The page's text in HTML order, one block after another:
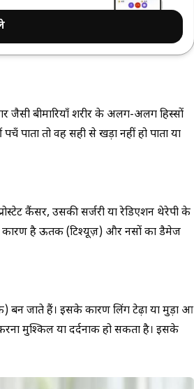
जैसी बीमारियाँ शरीर के अलग-अलग हिस्सों
पाता तो वह सही से खड़ा नहीं हो पाता या
कैंसर, उसकी सर्जरी या रेडिएशन थेरेपी के
कारण है ऊतक (टिश्यूज़) और नसों का डैमेज
जाते हैं। इसके कारण लिंग टेढ़ा या मुड़ा हुआ
मुश्किल या दर्दनाक हो सकता है। इसके